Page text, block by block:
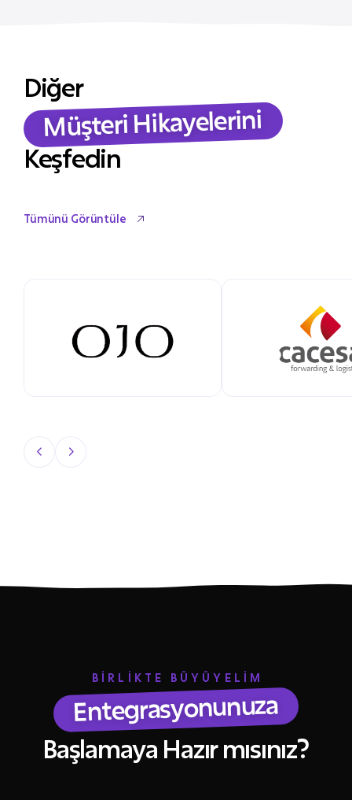
Diğer
Müşteri Hikayelerini
Keşfedin
Tümünü Görüntüle
BİRLİKTE BÜYÜYELİM
Entegrasyonunuza
Başlamaya Hazır mısınız?